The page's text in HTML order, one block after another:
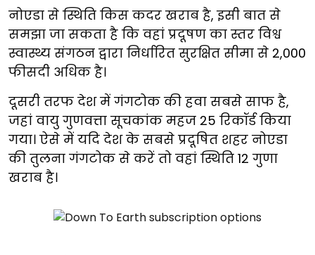
नोएडा से स्थिति किस कदर खराब है, इसी बात से
समझा जा सकता है कि वहां प्रदूषण का स्तर विश्व
स्वास्थ्य संगठन द्वारा निर्धारित सुरक्षित सीमा से 2,000
फीसदी अधिक है।
दूसरी तरफ देश में गंगटोक की हवा सबसे साफ है,
जहां वायु गुणवत्ता सूचकांक महज 25 रिकॉर्ड किया
गया। ऐसे में यदि देश के सबसे प्रदूषित शहर नोएडा
की तुलना गंगटोक से करें तो वहां स्थिति 12 गुणा
खराब है।